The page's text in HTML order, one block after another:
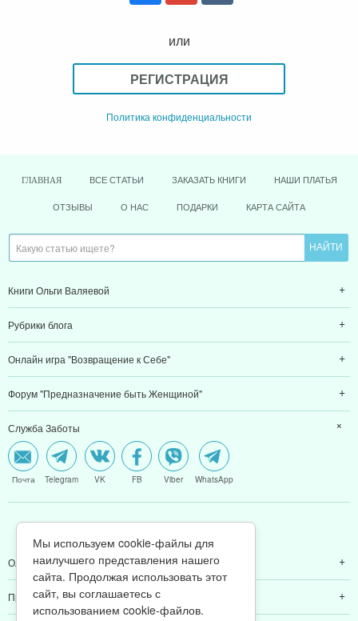
или
РЕГИСТРАЦИЯ
Политика конфиденциальности
ГЛАВНАЯ ВСЕ СТАТЬИ ЗАКАЗАТЬ КНИГИ НАШИ ПЛАТЬЯ
ОТЗЫВЫ О НАС ПОДАРКИ КАРТА САЙТА
Книги Ольги Валяевой
Рубрики блога
Онлайн игра "Возвращение к Себе"
Форум "Предназначение быть Женщиной"
Служба Заботы
Почта Telegram VK FB Viber WhatsApp
МЫ В CОЦCЕТЯХ
Ольга Валяева
Предназначение быть женщиной
Мы используем cookie-файлы для
наилучшего представления нашего
сайта. Продолжая использовать этот
сайт, вы соглашаетесь с
использованием cookie-файлов.